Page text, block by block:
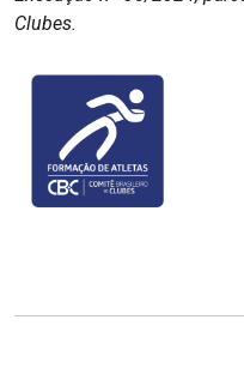
Clubes.